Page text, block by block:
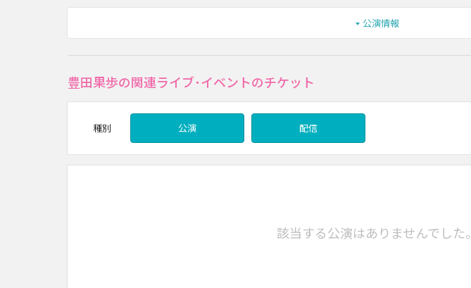
公演情報
豊田果歩の関連ライブ･イベントのチケット
種別 公演 配信
該当する公演はありませんでした。